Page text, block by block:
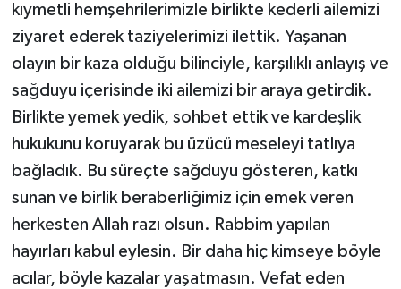
kıymetli hemşehrilerimizle birlikte kederli ailemizi
ziyaret ederek taziyelerimizi ilettik. Yaşanan
olayın bir kaza olduğu bilinciyle, karşılıklı anlayış ve
sağduyu içerisinde iki ailemizi bir araya getirdik.
Birlikte yemek yedik, sohbet ettik ve kardeşlik
hukukunu koruyarak bu üzücü meseleyi tatlıya
bağladık. Bu süreçte sağduyu gösteren, katkı
sunan ve birlik beraberliğimiz için emek veren
herkesten Allah razı olsun. Rabbim yapılan
hayırları kabul eylesin. Bir daha hiç kimseye böyle
acılar, böyle kazalar yaşatmasın. Vefat eden